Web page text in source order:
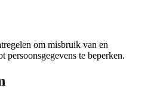
om misbruik van en
persoonsgegevens te beperken.